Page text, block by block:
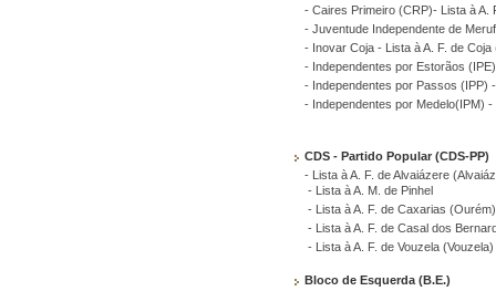
- Caires Primeiro (CRP)- Lista à A.
- Juventude Independente de
- Inovar Coja - Lista à A. F. de Coja
- Independentes por Estorãos
- Independentes por Passos (IPP)
- Independentes por Medelo(IPM)
CDS - Partido Popular (CDS-PP)
- Lista à A. F. de Alvaiázere
- Lista à A. M. de Pinhel
- Lista à A. F. de Caxarias (Ourém)
- Lista à A. F. de Casal dos
- Lista à A. F. de Vouzela (Vouzela)
Bloco de Esquerda (B.E.)